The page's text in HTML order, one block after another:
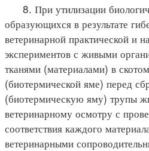
8. При утилизации
образующихся в результате
ветеринарной практической и
экспериментов с живыми
тканями (материалами) в
(биотермической яме) перед
(биотермическую яму) трупы
ветеринарному осмотру с
соответствия каждого
ветеринарными